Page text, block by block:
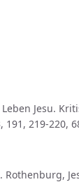
Leben Jesu.
191, 219-220,
Rothenburg,